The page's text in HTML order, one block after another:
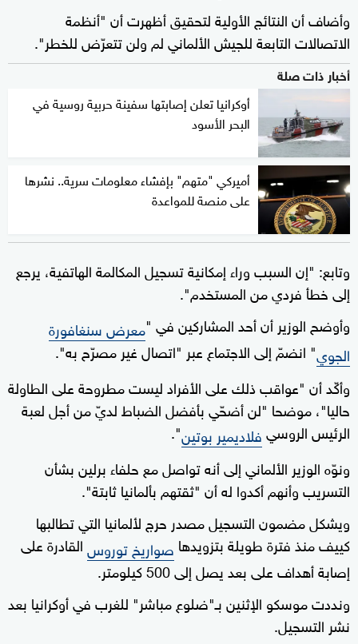
وأضاف أن النتائج الأولية لتحقيق أظهرت أن "أنظمة
الاتصالات التابعة للجيش الألماني لم ولن تتعرّض للخطر".
أخبار ذات صلة
أوكرانيا تعلن إصابتها سفينة حربية روسية في
البحر الأسود
أميركي "متهم" بإفشاء معلومات سرية.. نشرها
على منصة للمواعدة
وتابع: "إن السبب وراء إمكانية تسجيل المكالمة الهاتفية، يرجع
إلى خطأ فردي من المستخدم".
وأوضح الوزير أن أحد المشاركين في "معرض سنغافورة
الجوي" انضمّ إلى الاجتماع عبر "اتصال غير مصرّح به".
وأكّد أن "عواقب ذلك على الأفراد ليست مطروحة على الطاولة
حاليا"، موضحا "لن أضحّي بأفضل الضباط لديّ من أجل لعبة
الرئيس الروسيفلاديمير بوتين".
ونوّه الوزير الألماني إلى أنه تواصل مع حلفاء برلين بشأن
التسريب وأنهم أكدوا له أن "ثقتهم بألمانيا ثابتة".
ويشكل مضمون التسجيل مصدر حرج لألمانيا التي تطالبها
كييف منذ فترة طويلة بتزويدها صواريخ توروسالقادرة على
إصابة أهداف على بعد يصل إلى 500 كيلومتر.
ونددت موسكو الإثنين بـ"ضلوع مباشر" للغرب في أوكرانيا بعد
نشر التسجيل.